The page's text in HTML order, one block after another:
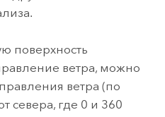
поверхность
ветра, можно
ветра (по
севера, где 0 и 360